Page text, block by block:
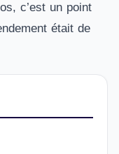
c’est un point
était de